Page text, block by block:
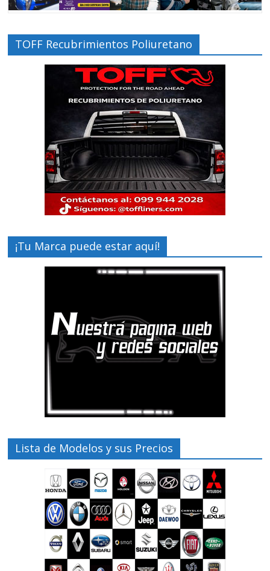
TOFF Recubrimientos Poliuretano
¡Tu Marca puede estar aquí!
Lista de Modelos y sus Precios